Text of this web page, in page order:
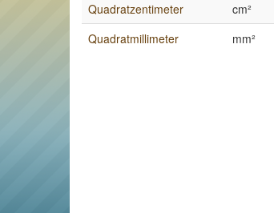
Quadratzentimeter
cm²
Quadratmillimeter
mm²